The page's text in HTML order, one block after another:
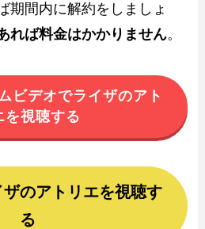
期間内に解約をしましょ
れば料金はかかりません。
ビデオでライザのアト
を視聴する
のアトリエを視聴す
る